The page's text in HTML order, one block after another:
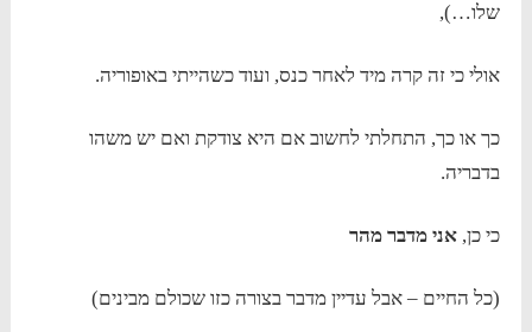
שלו…),
אולי כי זה קרה מיד לאחר כנס, ועוד כשהייתי באופוריה.
כך או כך, התחלתי לחשוב אם היא צודקת ואם יש משהו
בדבריה.
כי כן,אני מדבר מהר
(כל החיים – אבל עדיין מדבר בצורה כזו שכולם מבינים)